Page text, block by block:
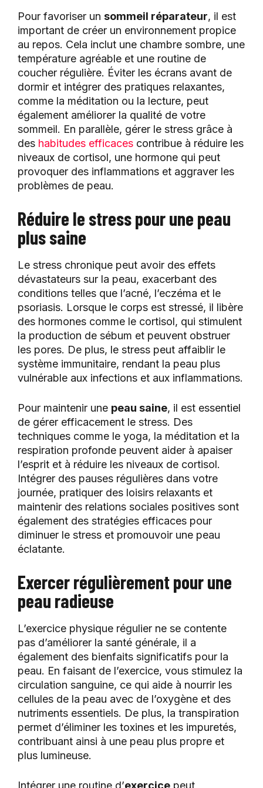
Pour favoriser un sommeil réparateur, il est
important de créer un environnement propice
au repos. Cela inclut une chambre sombre, une
température agréable et une routine de
coucher régulière. Éviter les écrans avant de
dormir et intégrer des pratiques relaxantes,
comme la méditation ou la lecture, peut
également améliorer la qualité de votre
sommeil. En parallèle, gérer le stress grâce à
des habitudes efficaces contribue à réduire les
niveaux de cortisol, une hormone qui peut
provoquer des inflammations et aggraver les
problèmes de peau.
Réduire le stress pour une peau
plus saine
Le stress chronique peut avoir des effets
dévastateurs sur la peau, exacerbant des
conditions telles que l’acné, l’eczéma et le
psoriasis. Lorsque le corps est stressé, il libère
des hormones comme le cortisol, qui stimulent
la production de sébum et peuvent obstruer
les pores. De plus, le stress peut affaiblir le
système immunitaire, rendant la peau plus
vulnérable aux infections et aux inflammations.
Pour maintenir une peau saine, il est essentiel
de gérer efficacement le stress. Des
techniques comme le yoga, la méditation et la
respiration profonde peuvent aider à apaiser
l’esprit et à réduire les niveaux de cortisol.
Intégrer des pauses régulières dans votre
journée, pratiquer des loisirs relaxants et
maintenir des relations sociales positives sont
également des stratégies efficaces pour
diminuer le stress et promouvoir une peau
éclatante.
Exercer régulièrement pour une
peau radieuse
L’exercice physique régulier ne se contente
pas d’améliorer la santé générale, il a
également des bienfaits significatifs pour la
peau. En faisant de l’exercice, vous stimulez la
circulation sanguine, ce qui aide à nourrir les
cellules de la peau avec de l’oxygène et des
nutriments essentiels. De plus, la transpiration
permet d’éliminer les toxines et les impuretés,
contribuant ainsi à une peau plus propre et
plus lumineuse.
Intégrer une routine d’exercice peut